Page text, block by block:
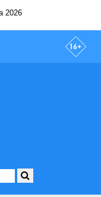
2026